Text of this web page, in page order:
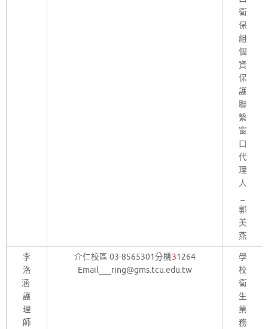
衛
保
組
個
資
保
護
聯
繫
窗
口
代
理
人
郭
美
燕
李
洛
涵
護
理
師
介仁校區 03-8565301分機31264
Email___ring@gms.tcu.edu.tw
學
校
衛
生
業
務